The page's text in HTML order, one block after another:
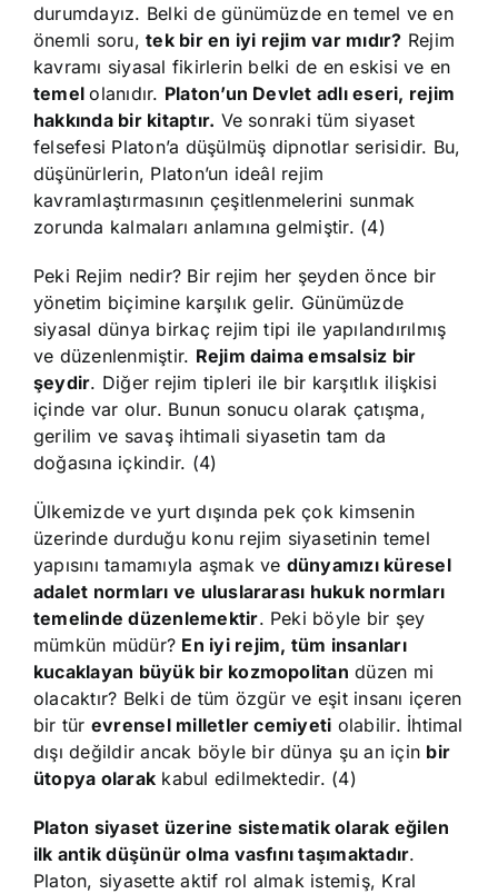
durumdayız. Belki de günümüzde en temel ve en
önemli soru,tek bir en iyi rejim var mıdır? Rejim
kavramı siyasal fikirlerin belki de en eskisi ve en
temelolanıdır. Platon’un Devlet adlı eseri, rejim
hakkında bir kitaptır. Ve sonraki tüm siyaset
felsefesi Platon’a düşülmüş dipnotlar serisidir. Bu,
düşünürlerin, Platon’un ideâl rejim
kavramlaştırmasının çeşitlenmelerini sunmak
zorunda kalmaları anlamına gelmiştir. (4)
Peki Rejim nedir? Bir rejim her şeyden önce bir
yönetim biçimine karşılık gelir. Günümüzde
siyasal dünya birkaç rejim tipi ile yapılandırılmış
ve düzenlenmiştir. Rejim daima emsalsiz bir
şeydir. Diğer rejim tipleri ile bir karşıtlık ilişkisi
içinde var olur. Bunun sonucu olarak çatışma,
gerilim ve savaş ihtimali siyasetin tam da
doğasına içkindir. (4)
Ülkemizde ve yurt dışında pek çok kimsenin
üzerinde durduğu konu rejim siyasetinin temel
yapısını tamamıyla aşmak ve dünyamızı küresel
adalet normları ve uluslararası hukuk normları
temelinde düzenlemektir. Peki böyle bir şey
mümkün müdür? En iyi rejim, tüm insanları
kucaklayan büyük bir kozmopolitan düzen mi
olacaktır? Belki de tüm özgür ve eşit insanı içeren
bir tür evrensel milletler cemiyeti olabilir. İhtimal
dışı değildir ancak böyle bir dünya şu an için bir
ütopya olarak kabul edilmektedir. (4)
Platon siyaset üzerine sistematik olarak eğilen
ilk antik düşünür olma vasfını taşımaktadır.
Platon, siyasette aktif rol almak istemiş, Kral